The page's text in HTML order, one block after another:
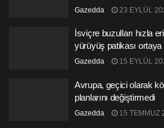
Gazedda 23 EYLÜL
İsviçre buzulları hızla
yürüyüş patikası ortaya
Gazedda 15 EYLÜL
Avrupa, geçici olarak
planlarını değiştirmedi
Gazedda 15 TEMMUZ